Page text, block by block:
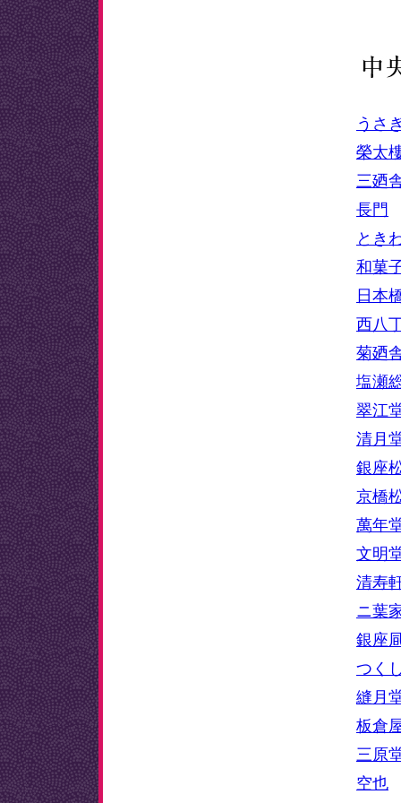
うさ
榮太
三廼
長門
とき
和菓
日本
西八
菊廼
塩瀬
翠江
清月
銀座
京橋
萬年
文明
清寿
ニ葉
銀座
つく
縫月
板倉
三原
空也